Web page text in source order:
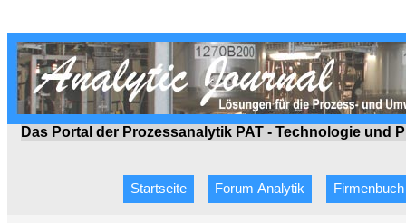
Das Portal der Prozessanalytik PAT - Technologie und
Startseite Forum Analytik Firmenbuch